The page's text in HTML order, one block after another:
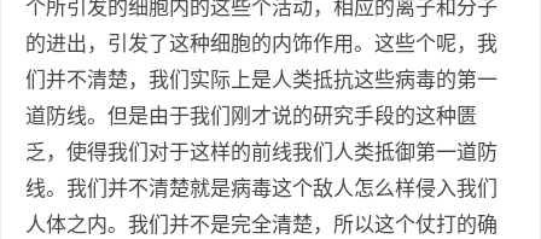
个所引发的细胞内的这些个活动，相应的离子和分子
的进出，引发了这种细胞的内饰作用。这些个呢，我
们并不清楚，我们实际上是人类抵抗这些病毒的第一
道防线。但是由于我们刚才说的研究手段的这种匮
乏，使得我们对于这样的前线我们人类抵御第一道防
线。我们并不清楚就是病毒这个敌人怎么样侵入我们
人体之内。我们并不是完全清楚，所以这个仗打的确